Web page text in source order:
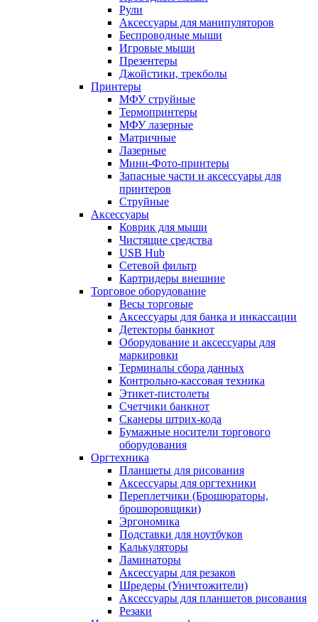
Рули
Аксессуары для манипуляторов
Беспроводные мыши
Игровые мыши
Презентеры
Джойстики, трекболы
Принтеры
МФУ струйные
Термопринтеры
МФУ лазерные
Матричные
Лазерные
Мини-Фото-принтеры
Запасные части и аксессуары для
принтеров
Струйные
Аксессуары
Коврик для мыши
Чистящие средства
USB Hub
Сетевой фильтр
Картридеры внешние
Торговое оборудование
Весы торговые
Аксессуары для банка и инкассации
Детекторы банкнот
Оборудование и аксессуары для
маркировки
Терминалы сбора данных
Контрольно-кассовая техника
Этикет-пистолеты
Счетчики банкнот
Сканеры штрих-кода
Бумажные носители торгового
оборудования
Оргтехника
Планшеты для рисования
Аксессуары для оргтехники
Переплетчики (Брошюраторы,
брошюровщики)
Эргономика
Подставки для ноутбуков
Калькуляторы
Ламинаторы
Аксессуары для резаков
Шредеры (Уничтожители)
Аксессуары для планшетов рисования
Резаки